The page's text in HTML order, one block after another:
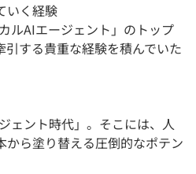
いく経験
ルAIエージェント」のトップ
引する貴重な経験を積んでいた
ェント時代」。そこには、人
ら塗り替える圧倒的なポテン